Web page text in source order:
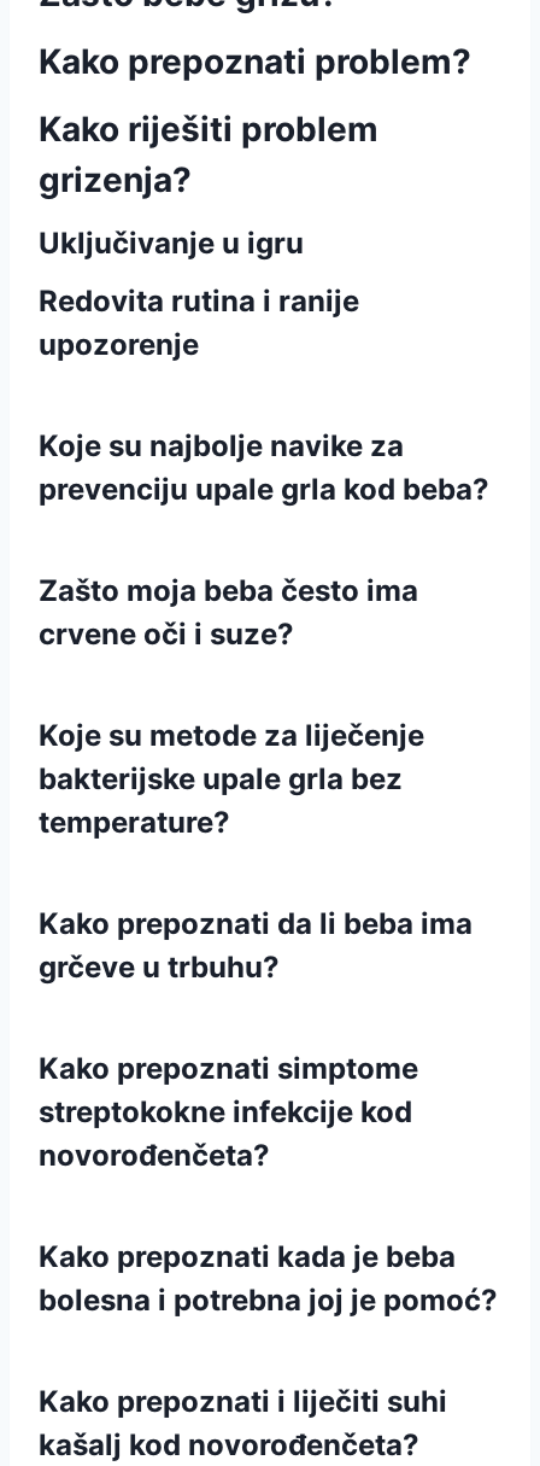
Kako prepoznati problem?
Kako riješiti problem
grizenja?
Uključivanje u igru
Redovita rutina i ranije
upozorenje
Koje su najbolje navike za
prevenciju upale grla kod beba?
Zašto moja beba često ima
crvene oči i suze?
Koje su metode za liječenje
bakterijske upale grla bez
temperature?
Kako prepoznati da li beba ima
grčeve u trbuhu?
Kako prepoznati simptome
streptokokne infekcije kod
novorođenčeta?
Kako prepoznati kada je beba
bolesna i potrebna joj je pomoć?
Kako prepoznati i liječiti suhi
kašalj kod novorođenčeta?